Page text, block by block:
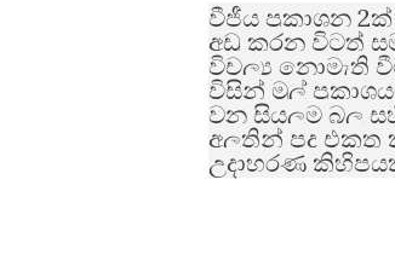
වීජීය ප්‍රකාශන 2ක්
අඩු කරන විටත්
විචල්‍ය නොමැති
විසින් මුල්
වන සියලුම බල
අලුතින් පද එකතු
උදාහරණ